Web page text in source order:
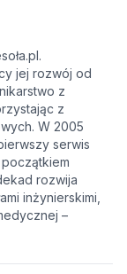
jej rozwój od
z
z
W 2005
serwis
rozwija
inżynierskimi,
–